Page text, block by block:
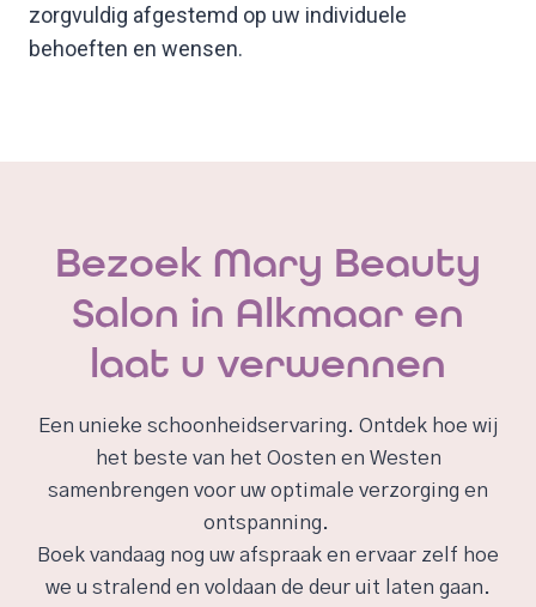
zorgvuldig afgestemd op uw individuele
behoeften en wensen.
Bezoek Mary Beauty
Salon in Alkmaar en
laat u verwennen
Een unieke schoonheidservaring. Ontdek hoe wij
het beste van het Oosten en Westen
samenbrengen voor uw optimale verzorging en
ontspanning.
Boek vandaag nog uw afspraak en ervaar zelf hoe
we u stralend en voldaan de deur uit laten gaan.